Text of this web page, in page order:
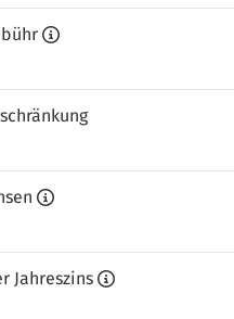
Jahreszins